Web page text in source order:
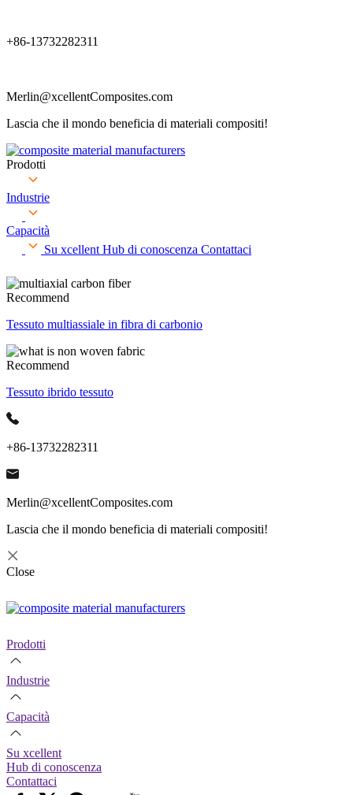
+86-13732282311
Merlin@xcellentComposites.com
Lascia che il mondo beneficia di materiali compositi!
Prodotti
Industrie
Capacità
Su xcellent Hub di conoscenza Contattaci
Recommend
Tessuto multiassiale in fibra di carbonio
Recommend
Tessuto ibrido tessuto
+86-13732282311
Merlin@xcellentComposites.com
Lascia che il mondo beneficia di materiali compositi!
Close
Prodotti
Industrie
Capacità
Su xcellent
Hub di conoscenza
Contattaci